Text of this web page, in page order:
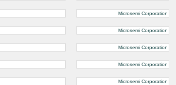
Microsemi Corporation
Microsemi Corporation
Microsemi Corporation
Microsemi Corporation
Microsemi Corporation